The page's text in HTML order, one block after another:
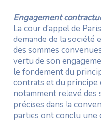
Engagement
La cour d’appel de
demande de la société
des sommes
vertu de son
le fondement du
contrats et du principe
notamment relevé des
précises dans la
parties ont conclu une